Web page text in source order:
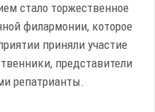
стало торжественное
филармонии, которое
приняли участие
представители
репатрианты.